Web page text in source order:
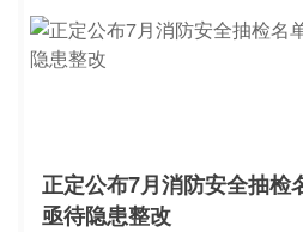
正定公布7月消防安全抽检
亟待隐患整改